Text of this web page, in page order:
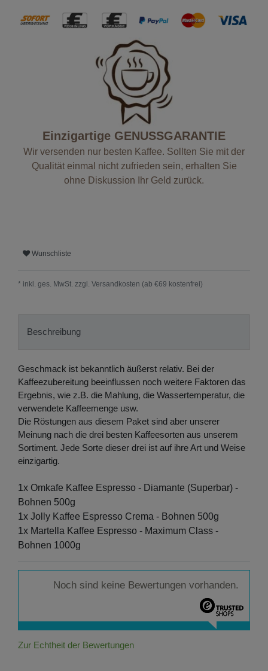
Einzigartige GENUSSGARANTIE
Wir versenden nur besten Kaffee. Sollten Sie mit der
Qualität einmal nicht zufrieden sein, erhalten Sie
ohne Diskussion Ihr Geld zurück.
Wunschliste
* inkl. ges. MwSt. zzgl. Versandkosten (ab €69 kostenfrei)
Beschreibung
Geschmack ist bekanntlich äußerst relativ. Bei der
Kaffeezubereitung beeinflussen noch weitere Faktoren das
Ergebnis, wie z.B. die Mahlung, die Wassertemperatur, die
verwendete Kaffeemenge usw.
Die Röstungen aus diesem Paket sind aber unserer
Meinung nach die drei besten Kaffeesorten aus unserem
Sortiment. Jede Sorte dieser drei ist auf ihre Art und Weise
einzigartig.
1x Omkafe Kaffee Espresso - Diamante (Superbar) -
Bohnen 500g
1x Jolly Kaffee Espresso Crema - Bohnen 500g
1x Martella Kaffee Espresso - Maximum Class -
Bohnen 1000g
Noch sind keine Bewertungen vorhanden.
Zur Echtheit der Bewertungen